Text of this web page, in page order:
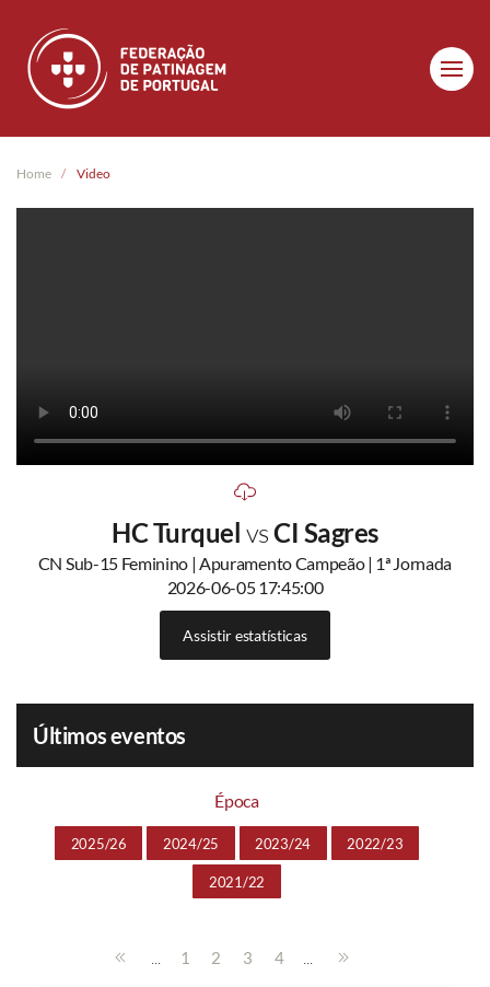
Skip to main content
Home Video
HC Turquel vsCI Sagres
CN Sub-15 Feminino | Apuramento Campeão | 1ª Jornada
2026-06-05 17:45:00
Assistir estatísticas
Últimos eventos
Época
2025/26 2024/25 2023/24 2022/23
2021/22
... 1 2 3 4 ...